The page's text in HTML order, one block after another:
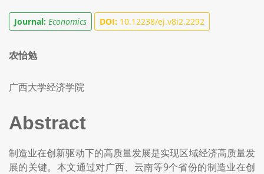
Journal: Economics DOI: 10.12238/ej.v8i2.2292
农怡勉
广西大学经济学院
Abstract
制造业在创新驱动下的高质量发展是实现区域经济高质量发
展的关键。本文通过对广西、云南等9个省份的制造业在创